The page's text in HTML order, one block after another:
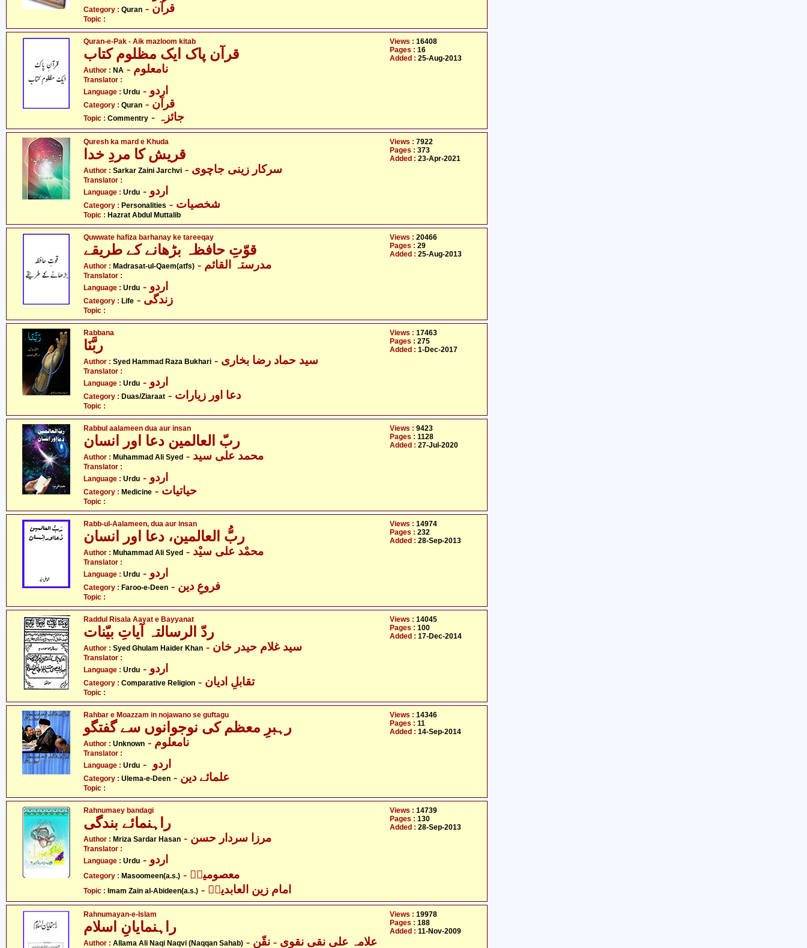
Category : Quran - قرآن
Topic :
Quran-e-Pak - Aik mazloom kitab
قرآن پاک ایک مظلوم کتاب
Author : NA - نامعلوم
Translator :
Language : Urdu - اردو
Category : Quran - قرآن
Topic : Commentry - جائزہ
Views : 16408
Pages : 16
Added : 25-Aug-2013
Quresh ka mard e Khuda
قریش کا مردِ خدا
Author : Sarkar Zaini Jarchvi - سرکار زینی جاچوی
Translator :
Language : Urdu - اردو
Category : Personalities - شخصیات
Topic : Hazrat Abdul Muttalib
Views : 7922
Pages : 373
Added : 23-Apr-2021
Quwwate hafiza barhanay ke tareeqay
قوّتِ حافظہ بڑھانے کے طریقے
Author : Madrasat-ul-Qaem(atfs) - مدرستہ القائم
Translator :
Language : Urdu - اردو
Category : Life - زندگی
Topic :
Views : 20466
Pages : 29
Added : 25-Aug-2013
Rabbana
ربَّنَا
Author : Syed Hammad Raza Bukhari - سید حماد رضا بخاری
Translator :
Language : Urdu - اردو
Category : Duas/Ziaraat - دعا اور زیارات
Topic :
Views : 17463
Pages : 275
Added : 1-Dec-2017
Rabbul aalameen dua aur insan
ربّ العالمین دعا اور انسان
Author : Muhammad Ali Syed - محمد علی سید
Translator :
Language : Urdu - اردو
Category : Medicine - حیاتیات
Topic :
Views : 9423
Pages : 1128
Added : 27-Jul-2020
Rabb-ul-Aalameen, dua aur insan
ربُّ العالمین، دعا اور انسان
Author : Muhammad Ali Syed - محمْد علی سیْد
Translator :
Language : Urdu - اردو
Category : Faroo-e-Deen - فروعِ دین
Topic :
Views : 14974
Pages : 232
Added : 28-Sep-2013
Raddul Risala Aayat e Bayyanat
ردّ الرسالتہ آیاتِ بیّنات
Author : Syed Ghulam Haider Khan - سید غلام حیدر خان
Translator :
Language : Urdu - اردو
Category : Comparative Religion - تقابلِ ادیان
Topic :
Views : 14045
Pages : 100
Added : 17-Dec-2014
Rahbar e Moazzam in nojawano se guftagu
رہبرِ معظم کی نوجوانوں سے گفتگو
Author : Unknown - نامعلوم
Translator :
Language : Urdu
Category : Ulema-e-Deen - علمائے دین
Topic :
Views : 14346
Pages : 11
Added : 14-Sep-2014
Rahnumaey bandagi
راہنمائے بندگی
Author : Mriza Sardar Hasan - مرزا سردار حسن
Translator :
Language : Urdu - اردو
Category : Masoomeen(a.s.) - معصومینؑ
Topic : Imam Zain al-Abideen(a.s.) - امام زین العابدینؑ
Views : 14739
Pages : 130
Added : 28-Sep-2013
Rahnumayan-e-Islam
Author : Allama Ali Naqi Naqvi (Naqqan Sahab) - علامہ علی نقی نقوی - نقّن
Views : 19978
Pages : 188
Added : 11-Nov-2009